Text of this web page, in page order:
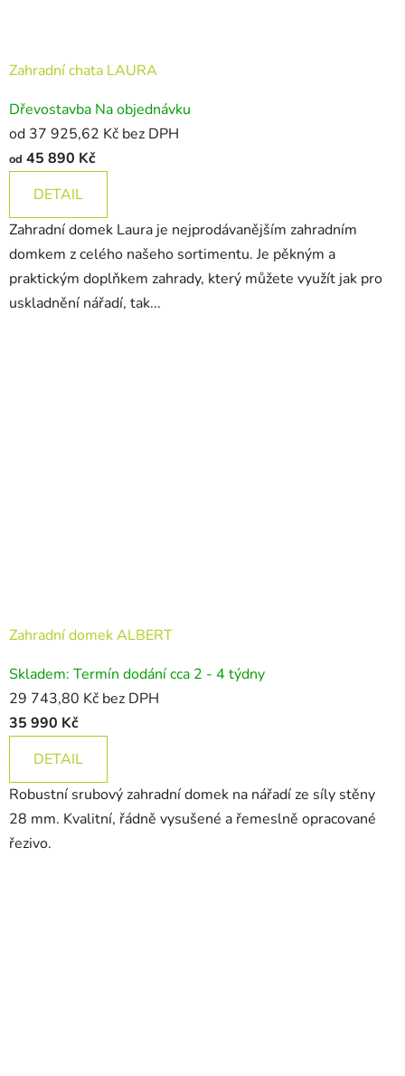
Zahradní chata LAURA
Dřevostavba Na objednávku
od 37 925,62 Kč bez DPH
od 45 890 Kč
DETAIL
Zahradní domek Laura je nejprodávanějším zahradním
domkem z celého našeho sortimentu. Je pěkným a
praktickým doplňkem zahrady, který můžete využít jak pro
uskladnění nářadí, tak...
Zahradní domek ALBERT
Skladem: Termín dodání cca 2 - 4 týdny
29 743,80 Kč bez DPH
35 990 Kč
DETAIL
Robustní srubový zahradní domek na nářadí ze síly stěny
28 mm. Kvalitní, řádně vysušené a řemeslně opracované
řezivo.